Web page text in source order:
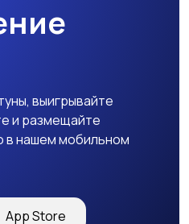
выигрывайте
и размещайте
в нашем мобильном
App Store